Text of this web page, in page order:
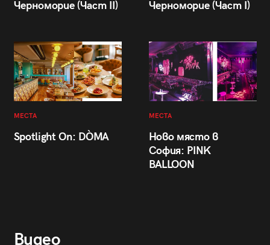
Черноморие (Част II)
Черноморие (Част I)
МЕСТА
Spotlight On: DÒMA
МЕСТА
Ново място в
София: PINK
BALLOON
Видео